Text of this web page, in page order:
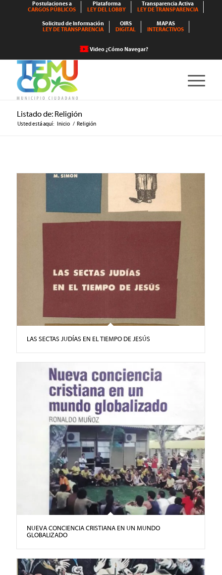
Postulaciones a
CARGOS PÚBLICOS
Plataforma
LEY DEL LOBBY
Transparencia Activa
LEY DE TRANSPARENCIA
Solicitud de Información
LEY DE TRANSPARENCIA
OIRS
DIGITAL
MAPAS
INTERACTIVOS
Video ¿Cómo Navegar?
Listado de: Religión
Usted está aquí: Inicio / Religión
LAS SECTAS JUDÍAS EN EL TIEMPO DE JESÚS
NUEVA CONCIENCIA CRISTIANA EN UN MUNDO
GLOBALIZADO